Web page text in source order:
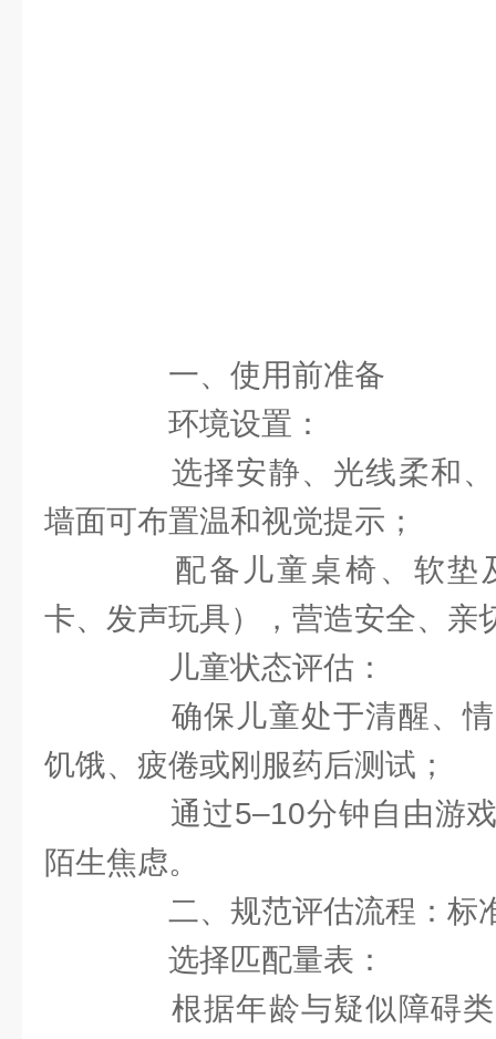
一、使用前准备
环境设置：
选择安静、光线柔和、
墙面可布置温和视觉提示；
配备儿童桌椅、软垫
卡、发声玩具），营造安全、亲
儿童状态评估：
确保儿童处于清醒、情
饥饿、疲倦或刚服药后测试；
通过5–10分钟自由游戏
陌生焦虑。
二、规范评估流程：标
选择匹配量表：
根据年龄与疑似障碍类